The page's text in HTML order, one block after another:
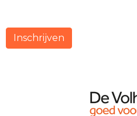
Inschrijven